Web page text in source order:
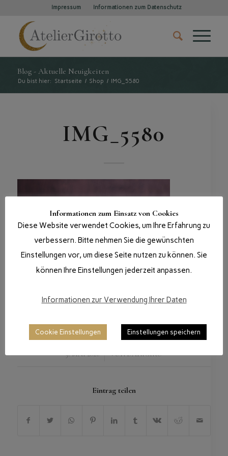
Impressum Informationen zum Datenschutz
Blog - Aktuelle Neuigkeiten
Du bist hier: Startseite / Shop / IMG_5580
IMG_5580
9. MAI 2026
/ VONDANIGIRO
Eintrag teilen
Informationen zum Einsatz von Cookies
Diese Website verwendet Cookies, um Ihre Erfahrung zu
verbessern. Bitte nehmen Sie die gewünschten
Einstellungen vor, um diese Seite nutzen zu können. Sie
können Ihre Einstellungen jederzeit anpassen.
Informationen zur Verwendung Ihrer Daten
Cookie Einstellungen Einstellungen speichern